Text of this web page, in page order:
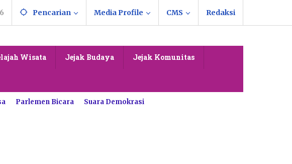
Pencarian Media Profile CMS Redaksi
Wisata Jejak Budaya Jejak Komunitas
Parlemen Bicara Suara Demokrasi